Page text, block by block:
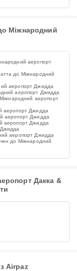
Міжнародний
аеропорт
до Міжнародний
аеропорт Джидда
аеропорт Джидда
аеропорт
аеропорт Джидда
аеропорт Джидда
аеропорт Джидда
аеропорт Джидда
до Міжнародний
Дакка &
Airpaz